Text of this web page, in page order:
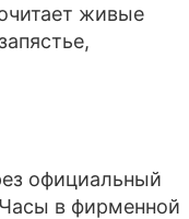
живые
официальный
в фирменной